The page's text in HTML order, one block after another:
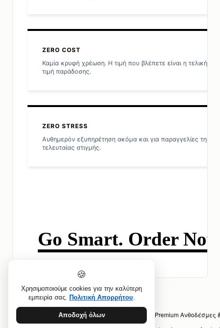
ZERO COST
Καμία κρυφή χρέωση. Η τιμή που βλέπετε είναι η τελική
τιμή παράδοσης.
ZERO STRESS
Αυθημερόν εξυπηρέτηση ακόμα και για παραγγελίες της
τελευταίας στιγμής.
Go Smart. Order
Προηγούμενο άρθρο: νθοπωλείο Αμπελόκηποι: Premium
🍪
Χρησιμοποιούμε cookies για την καλύτερη
εμπειρία σας. Πολιτική Απορρήτου.
Αποδοχή όλων